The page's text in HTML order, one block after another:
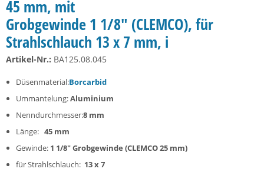
45 mm, mit
Grobgewinde 1 1/8" (CLEMCO), für
Strahlschlauch 13 x 7 mm, i
Artikel-Nr.: BA125.08.045
Düsenmaterial:Borcarbid
Ummantelung:Aluminium
Nenndurchmesser:8 mm
Länge: 45 mm
Gewinde: 1 1/8" Grobgewinde (CLEMCO 25 mm)
für Strahlschlauch: 13 x 7